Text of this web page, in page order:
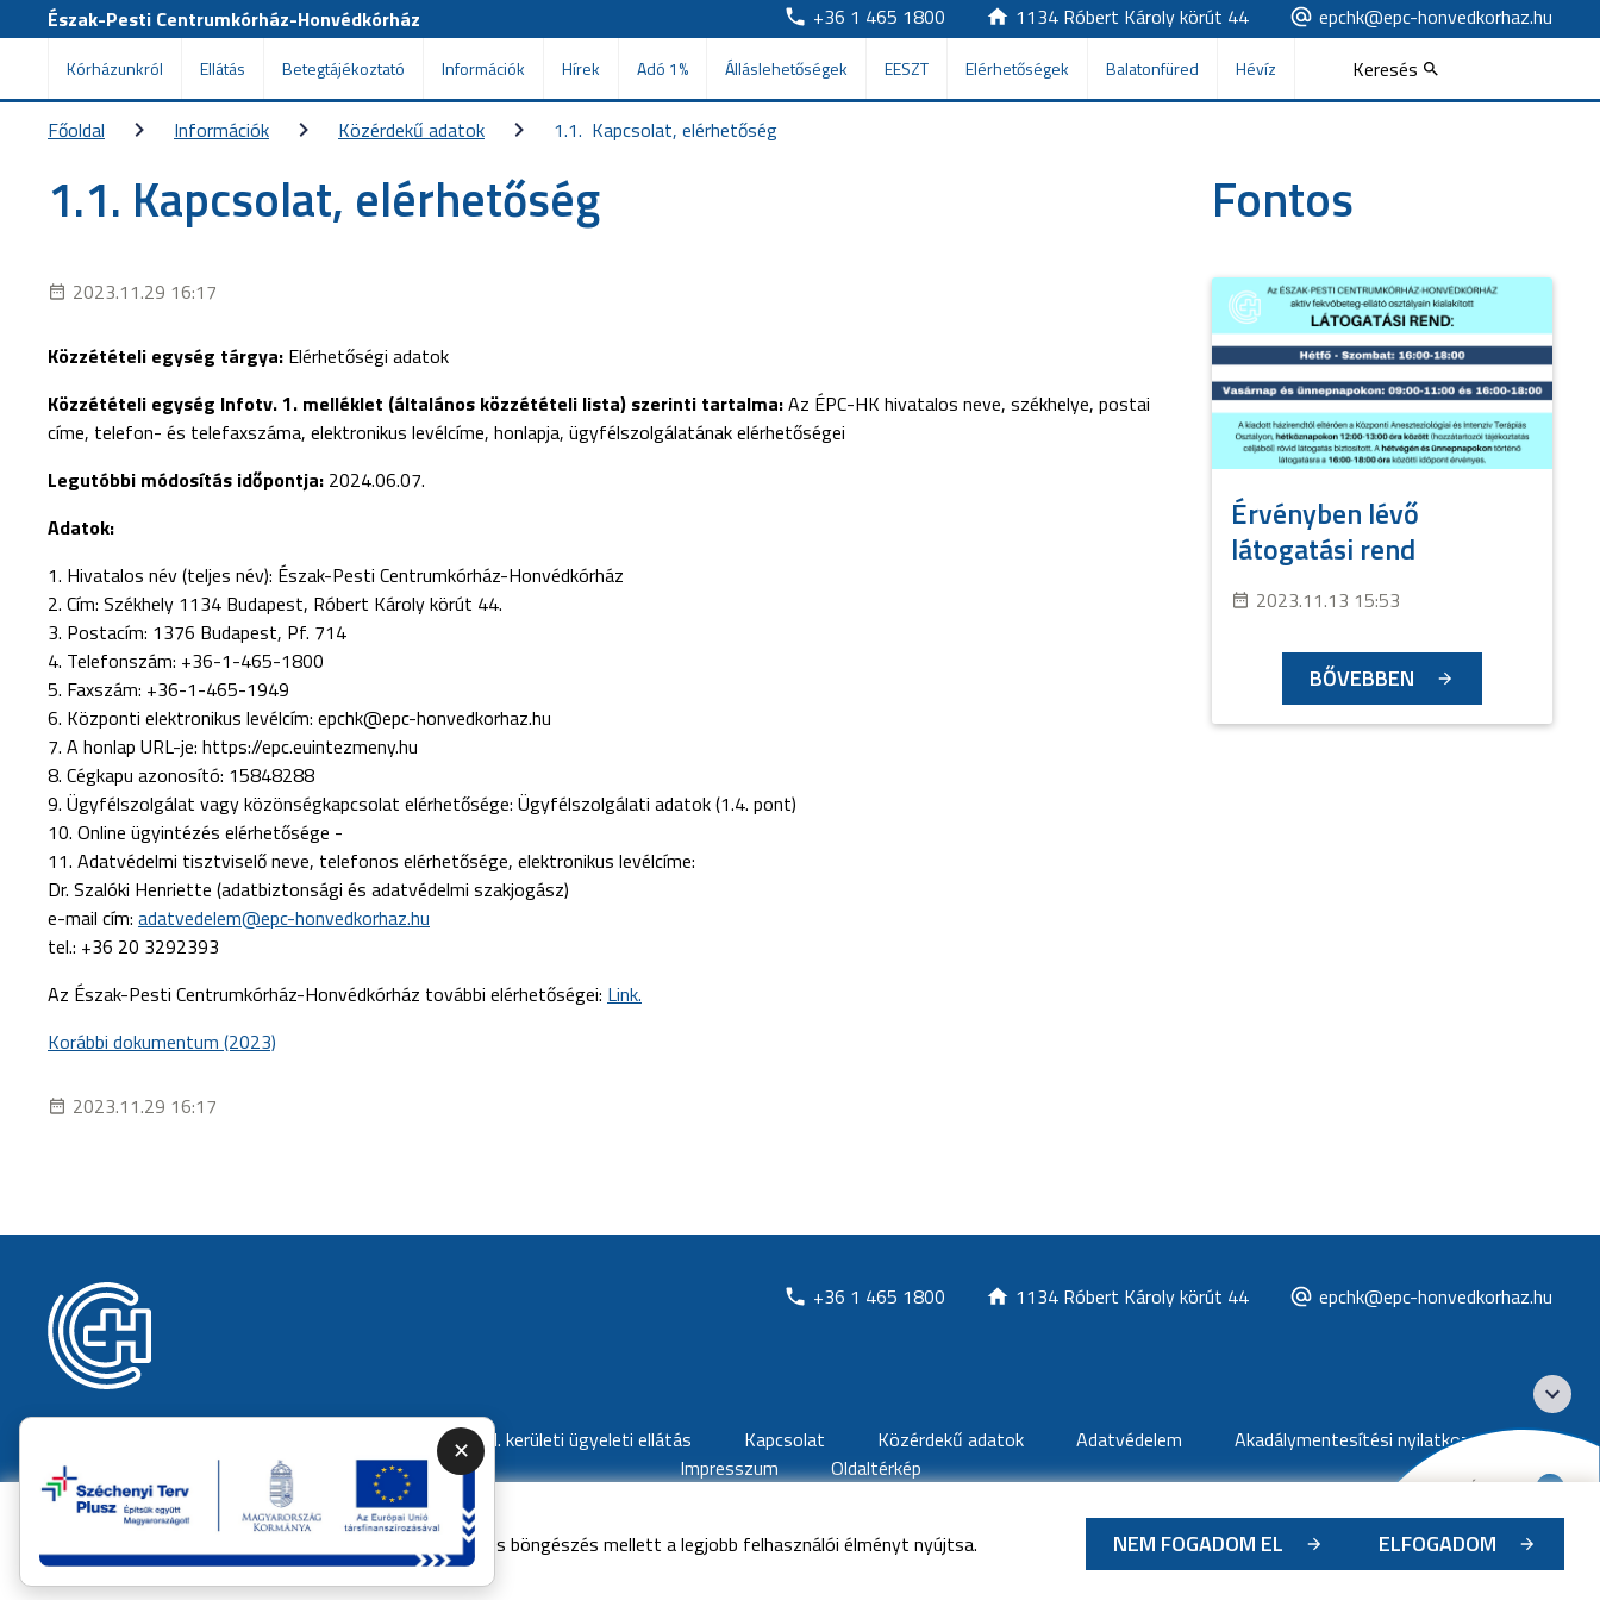
A weboldal sütiket (cookie-kat) használ, hogy biztonságos böngészés mellett a legjobb felhasználói élményt nyújtsa. NEM FOGADOM EL ELFOGADOM
Észak-Pesti Centrumkórház-Honvédkórház +36 1 465 1800 1134 Róbert Károly körút 44 epchk@epc-honvedkorhaz.hu
Kórházunkról Ellátás Betegtájékoztató Információk Hírek Adó 1% Álláslehetőségek EESZT Elérhetőségek Balatonfüred Hévíz Keresés
Főoldal Információk Közérdekű adatok 1.1.  Kapcsolat, elérhetőség
1.1. Kapcsolat, elérhetőség
2023.11.29 16:17
Közzétételi egység tárgya: Elérhetőségi adatok
Közzétételi egység Infotv. 1. melléklet (általános közzétételi lista) szerinti tartalma:Az ÉPC-HK hivatalos neve, székhelye, postai
címe, telefon- és telefaxszáma, elektronikus levélcíme, honlapja, ügyfélszolgálatának elérhetőségei
Legutóbbi módosítás időpontja: 2024.06.07.
Adatok:
1. Hivatalos név (teljes név): Észak-Pesti Centrumkórház-Honvédkórház
2. Cím: Székhely 1134 Budapest, Róbert Károly körút 44.
3. Postacím: 1376 Budapest, Pf. 714
4. Telefonszám: +36-1-465-1800
5. Faxszám: +36-1-465-1949
6. Központi elektronikus levélcím: epchk@epc-honvedkorhaz.hu
7. A honlap URL-je: https://epc.euintezmeny.hu
8. Cégkapu azonosító: 15848288
9. Ügyfélszolgálat vagy közönségkapcsolat elérhetősége: Ügyfélszolgálati adatok (1.4. pont)
10. Online ügyintézés elérhetősége -
11. Adatvédelmi tisztviselő neve, telefonos elérhetősége, elektronikus levélcíme:
Dr. Szalóki Henriette (adatbiztonsági és adatvédelmi szakjogász)
e-mail cím: adatvedelem@epc-honvedkorhaz.hu
tel.: +36 20 3292393
Az Észak-Pesti Centrumkórház-Honvédkórház további elérhetőségei: Link.
Korábbi dokumentum (2023)
2023.11.29 16:17
Fontos
Érvényben lévő
látogatási rend
2023.11.13 15:53
BŐVEBBEN
+36 1 465 1800 1134 Róbert Károly körút 44 epchk@epc-honvedkorhaz.hu
BP VI. kerületi ügyeleti ellátás Kapcsolat Közérdekű adatok Adatvédelem
Akadálymentesítési nyilatkozat
Impresszum
Oldaltérkép
©Minden jog fenntartvaÉszak-Pesti Centrumkórház-Honvédkórház
✕